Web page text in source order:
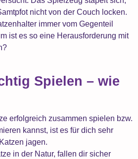
nicht von der Couch locken.
immer vom Gegenteil
ist es so eine Herausforderung mit
Spielen – wie
erfolgreich zusammen spielen bzw.
kannst, ist es für dich sehr
jagen.
in der Natur, fallen dir sicher